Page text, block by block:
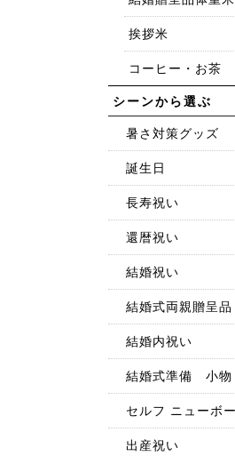
挨拶米
コーヒー・お茶
シーンから選ぶ
暑さ対策グッズ
誕生日
長寿祝い
還暦祝い
結婚祝い
結婚式両親贈呈品
結婚内祝い
出産祝い